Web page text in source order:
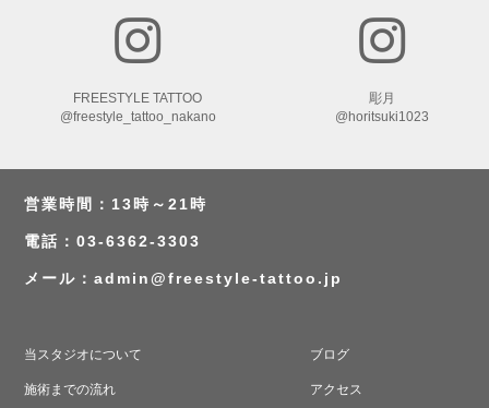
FREESTYLE TATTOO
@freestyle_tattoo_nakano
彫月
@horitsuki1023
営業時間：13時～21時
電話：03-6362-3303
メール：admin@freestyle-tattoo.jp
当スタジオについて ブログ
施術までの流れ アクセス